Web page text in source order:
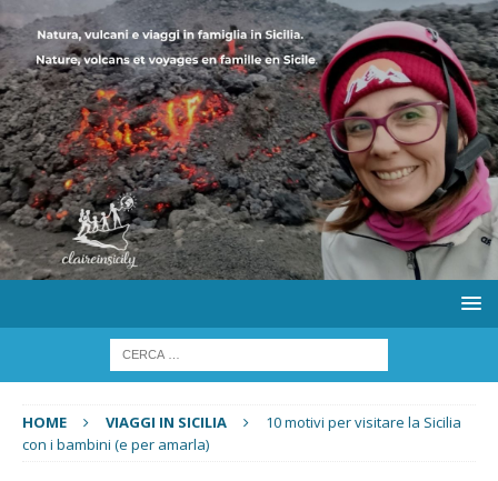
HOME VIAGGI IN SICILIA
10 motivi per visitare la Sicilia
con i bambini (e per amarla)